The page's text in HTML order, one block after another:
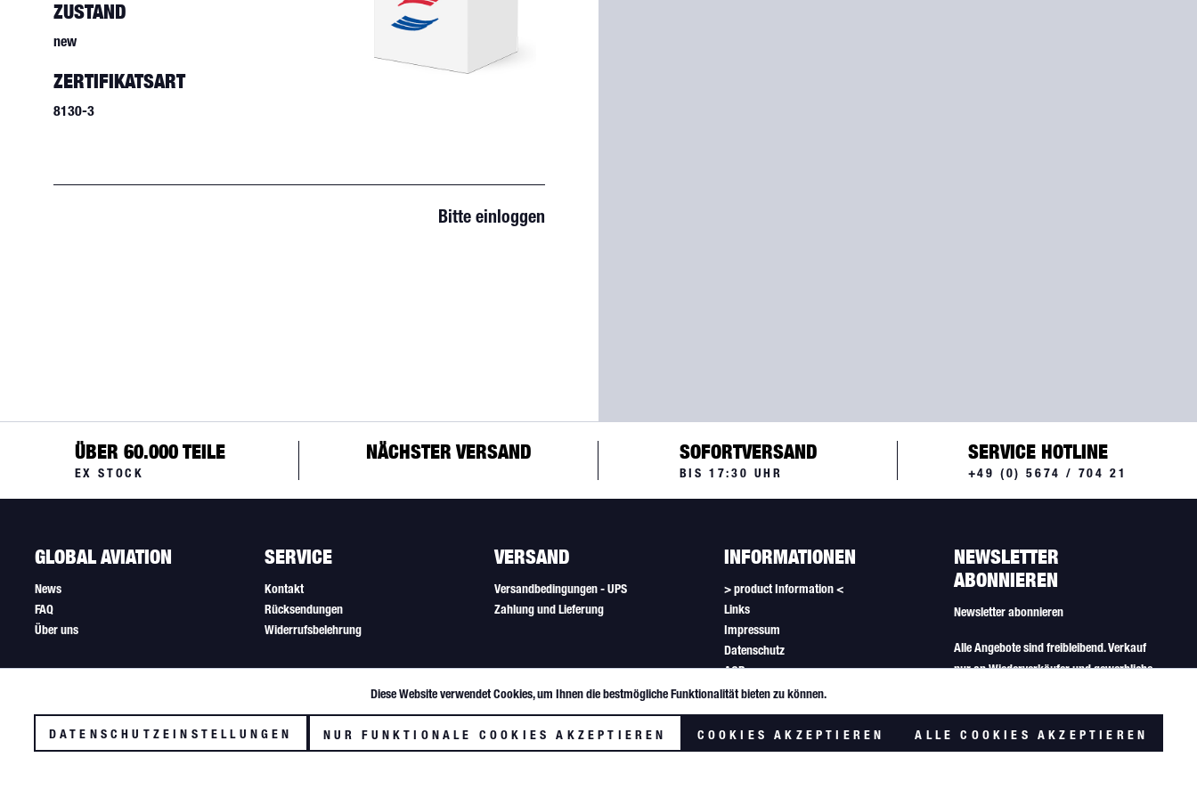
ZUSTAND
new
ZERTIFIKATSART
8130-3
Bitte einloggen
ÜBER 60.000 TEILE
EX STOCK
NÄCHSTER VERSAND SOFORTVERSAND
BIS 17:30 UHR
SERVICE HOTLINE
+49 (0) 5674 / 704 21
GLOBAL AVIATION
News
FAQ
Über uns
SERVICE
Kontakt
Rücksendungen
Widerrufsbelehrung
VERSAND
Versandbedingungen - UPS
Zahlung und Lieferung
INFORMATIONEN
> product Information <
Links
Impressum
Datenschutz
AGB
Newsletter
Cookie-Einstellungen
NEWSLETTER
ABONNIEREN
Newsletter abonnieren
Alle Angebote sind freibleibend. Verkauf
nur an Wiederverkäufer und gewerbliche
Tracking
Diese Website verwendet Cookies, um Ihnen die bestmögliche Funktionalität bieten zu können.
DATENSCHUTZEINSTELLUNGEN NUR FUNKTIONALE COOKIES AKZEPTIEREN COOKIES AKZEPTIEREN ALLE COOKIES AKZEPTIEREN